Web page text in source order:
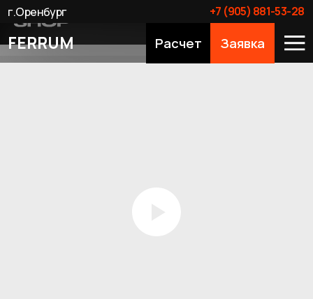
FERRUM Расчет Заявка
+7 (905) 881-53-28
г.Оренбург